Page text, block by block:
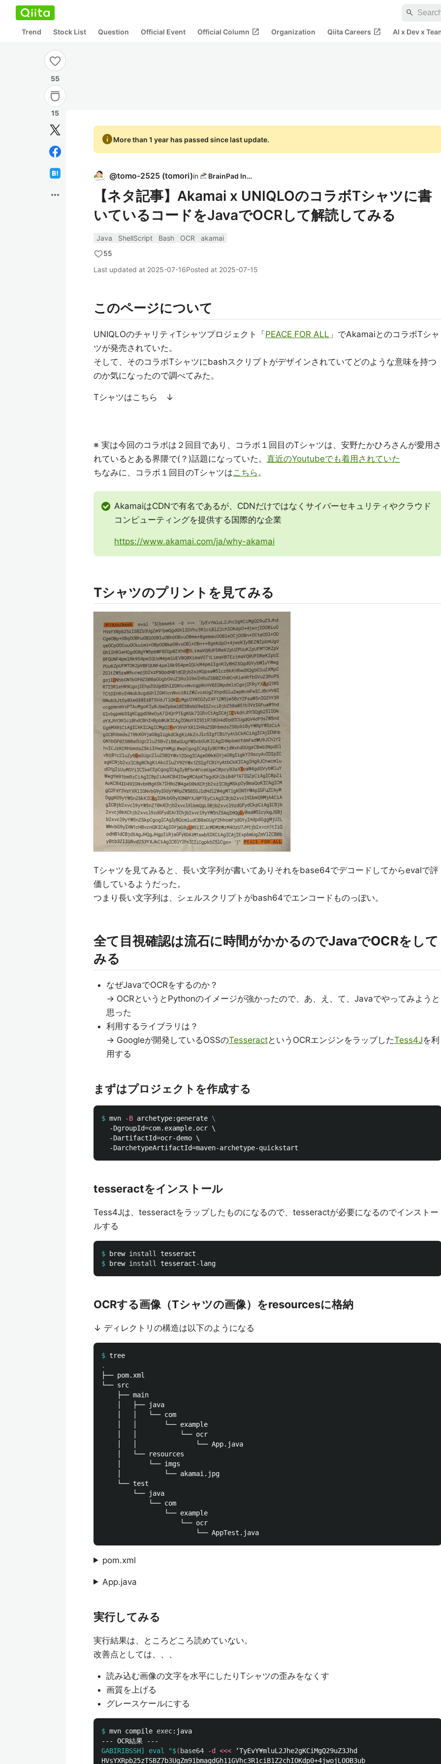
search
Trend Stock List Question Official Event Official Column open_in_new Organization Qiita Careers open_in_new AI x Dev x
55
15
more_horiz
infoMore than 1 year has passed since last update.
@tomo-2525 (tomori)in BrainPad Inc.
【ネタ記事】Akamai x UNIQLOのコラボTシャツに書
いているコードをJavaでOCRして解読してみる
Java ShellScript Bash OCR
akamai
55
Last updated at 2025-07-16Posted at 2025-07-15
このページについて
UNIQLOのチャリティTシャツプロジェクト「 PEACE FOR ALL 」でAkamaiとのコラボTシャ
ツが発売されていた。
そして、そのコラボTシャツにbashスクリプトがデザインされていてどのような意味を持つ
のか気になったので調べてみた。
Tシャツはこちら ↓
※ 実は今回のコラボは２回目であり、コラボ１回目のTシャツは、安野たかひろさんが愛用さ
れているとある界隈で(？)話題になっていた。 直近のYoutubeでも着用されていた
ちなみに、コラボ１回目のTシャツはこちら。
AkamaiはCDNで有名であるが、CDNだけではなくサイバーセキュリティやクラウド
コンピューティングを提供する国際的な企業
https://www.akamai.com/ja/why-akamai
Tシャツのプリントを見てみる
Tシャツを見てみると、長い文字列が書いてありそれをbase64でデコードしてからevalで評
価しているようだった。
つまり長い文字列は、シェルスクリプトがbash64でエンコードものっぽい。
全て目視確認は流石に時間がかかるのでJavaでOCRをして
みる
なぜJavaでOCRをするのか？
→ OCRというとPythonのイメージが強かったので、あ、え、て、Javaでやってみようと
思った
利用するライブラリは？
→ Googleが開発しているOSSのTesseractというOCRエンジンをラップしたTess4Jを利
用する
まずはプロジェクトを作成する
$ mvn -B archetype:generate \
  -DgroupId=com.example.ocr \
  -DartifactId=ocr-demo \
tesseractをインストール
Tess4Jは、tesseractをラップしたものになるので、tesseractが必要になるのでインストー
ルする
$ brew install
$ brew install
OCRする画像（Tシャツの画像）をresourcesに格納
↓ ディレクトリの構造は以下のようになる
$
├── pom.xml
└── src
    ├── main
    │   ├── java
    │   │   └── com
    │   │       └── example
    │   │           └── ocr
    │   │               └── App.java
    │   └── resources
    │       └── imgs
    │           └── akamai.jpg
    └── test
        └── java
            └── com
                └── example
                    └── ocr
pom.xml
App.java
実行してみる
実行結果は、ところどころ読めていない。
改善点としては、、、
読み込む画像の文字を水平にしたりTシャツの歪みをなくす
画質を上げる
グレースケールにする
$ mvn compile exec
GABIRIBSSH] eval "$(base64 -d <<<
HVsYXRpb25zTSBZ7b3UgZm91bmagdGh11GVhc3R1ciB1Z2chIOKdp0+4jwojLOOB3ub